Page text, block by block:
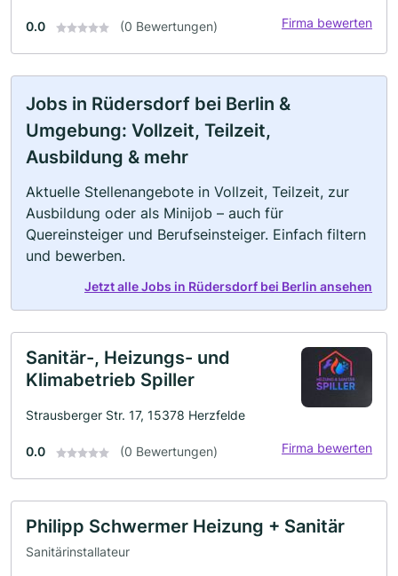
0.0 (0 Bewertungen) Firma bewerten
Jobs in Rüdersdorf bei Berlin &
Umgebung: Vollzeit, Teilzeit,
Ausbildung & mehr
Aktuelle Stellenangebote in Vollzeit, Teilzeit, zur
Ausbildung oder als Minijob – auch für
Quereinsteiger und Berufseinsteiger. Einfach filtern
und bewerben.
Jetzt alle Jobs in Rüdersdorf bei Berlin ansehen
Sanitär-, Heizungs- und
Klimabetrieb Spiller
Strausberger Str. 17, 15378 Herzfelde
0.0 (0 Bewertungen) Firma bewerten
Philipp Schwermer Heizung + Sanitär
Sanitärinstallateur